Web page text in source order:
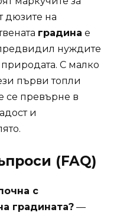
дюзите на
градина е
предвидил нуждите
С малко
първи топли
се превърне в
и
(FAQ)
с
градината? —